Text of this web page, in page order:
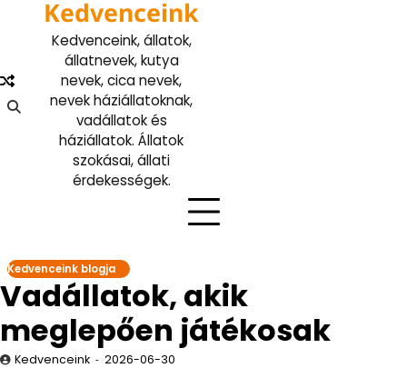
Kedvenceink
Kedvenceink, állatok,
állatnevek, kutya
nevek, cica nevek,
nevek háziállatoknak,
vadállatok és
háziállatok. Állatok
szokásai, állati
érdekességek.
Kedvenceink blogja
Vadállatok, akik
meglepően játékosak
Kedvenceink 2026-06-30